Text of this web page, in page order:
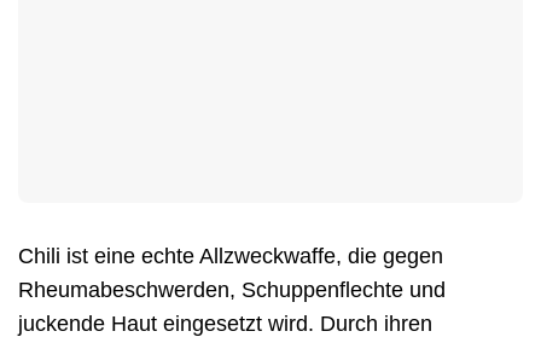
Chili ist eine echte Allzweckwaffe, die gegen
Rheumabeschwerden, Schuppenflechte und
juckende Haut eingesetzt wird. Durch ihren